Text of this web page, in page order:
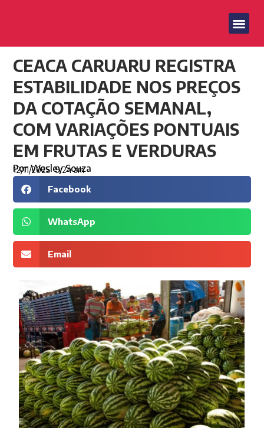
CEACA CARUARU REGISTRA
ESTABILIDADE NOS PREÇOS
DA COTAÇÃO SEMANAL,
COM VARIAÇÕES PONTUAIS
EM FRUTAS E VERDURAS
PorWesley Souza
12/11/2025 9:24 am
Facebook
WhatsApp
Email